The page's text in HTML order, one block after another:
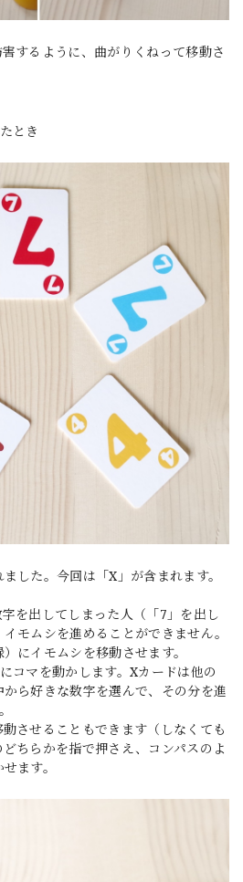
するように、曲がりくねって移動さ
とき
した。今回は「X」が含まれます。
を出してしまった人（「7」を出し
モムシを進めることができません。
にイモムシを移動させます。
コマを動かします。Xカードは他の
ら好きな数字を選んで、その分を進
させることもできます（しなくても
ちらかを指で押さえ、コンパスのよ
ます。